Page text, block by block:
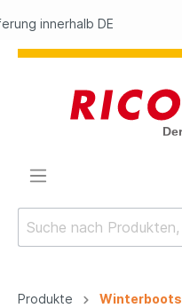
Produkte Winterboots